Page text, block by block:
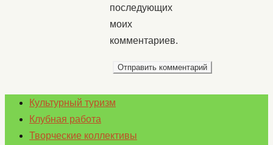
последующих
моих
комментариев.
Культурный туризм
Клубная работа
Творческие коллективы